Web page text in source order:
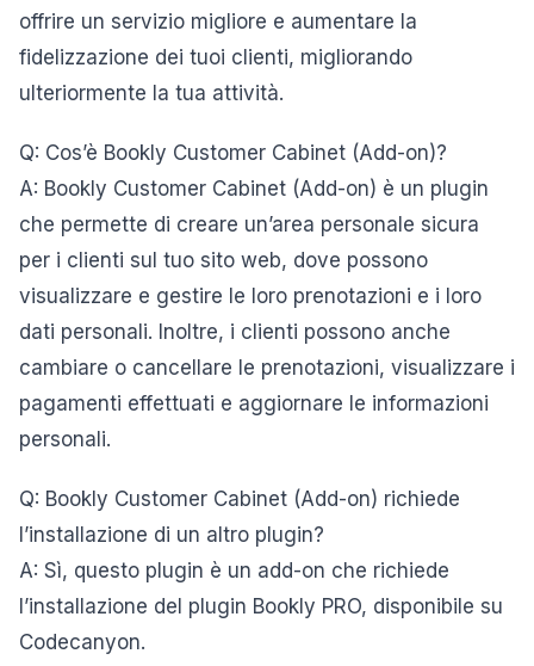
offrire un servizio migliore e aumentare la
fidelizzazione dei tuoi clienti, migliorando
ulteriormente la tua attività.
Q: Cos’è Bookly Customer Cabinet (Add-on)?
A: Bookly Customer Cabinet (Add-on) è un plugin
che permette di creare un’area personale sicura
per i clienti sul tuo sito web, dove possono
visualizzare e gestire le loro prenotazioni e i loro
dati personali. Inoltre, i clienti possono anche
cambiare o cancellare le prenotazioni, visualizzare i
pagamenti effettuati e aggiornare le informazioni
personali.
Q: Bookly Customer Cabinet (Add-on) richiede
l’installazione di un altro plugin?
A: Sì, questo plugin è un add-on che richiede
l’installazione del plugin Bookly PRO, disponibile su
Codecanyon.